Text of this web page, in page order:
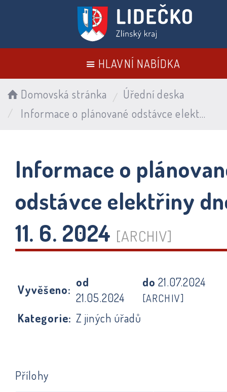
HLAVNÍ NABÍDKA
Domovská stránka
Úřední deska
Informace o plánované odstávce elektřiny dne 11. 6. 2024
Informace o
odstávce elektřiny
11. 6. 2024 [ARCHIV]
Vyvěšeno:
od
21.05.2024
do21.07.2024
[ARCHIV]
Kategorie: Z jiných úřadů
Přílohy